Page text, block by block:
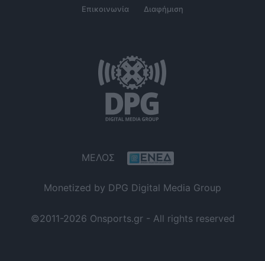
Επικοινωνία Διαφήμιση
ΜΕΛΟΣ
Monetized by DPG Digital Media Group
©2011-2026 Onsports.gr - All rights reserved